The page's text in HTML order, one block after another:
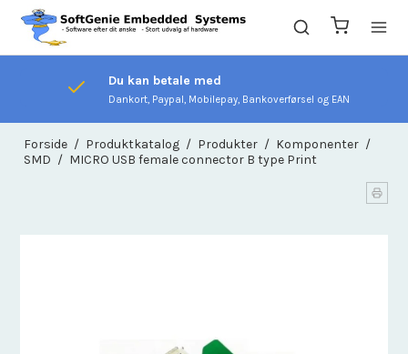
Du kan betale med
Dankort, Paypal, Mobilepay, Bankoverførsel og EAN
Forside / Produktkatalog / Produkter / Komponenter /
SMD / MICRO USB female connector B type Print